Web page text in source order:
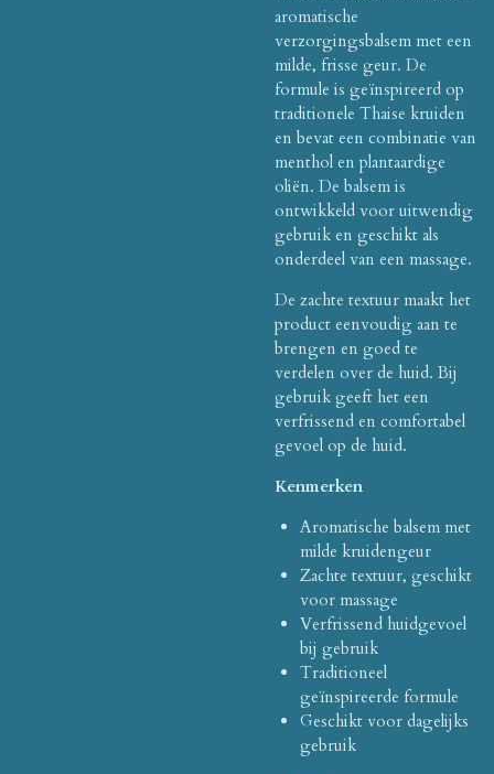
aromatische
verzorgingsbalsem met een
milde, frisse geur. De
formule is geïnspireerd op
traditionele Thaise kruiden
en bevat een combinatie van
menthol en plantaardige
oliën. De balsem is
ontwikkeld voor uitwendig
gebruik en geschikt als
onderdeel van een massage.
De zachte textuur maakt het
product eenvoudig aan te
brengen en goed te
verdelen over de huid. Bij
gebruik geeft het een
verfrissend en comfortabel
gevoel op de huid.
Kenmerken
Aromatische balsem met
milde kruidengeur
Zachte textuur, geschikt
voor massage
Verfrissend huidgevoel
bij gebruik
Traditioneel
geïnspireerde formule
Geschikt voor dagelijks
gebruik